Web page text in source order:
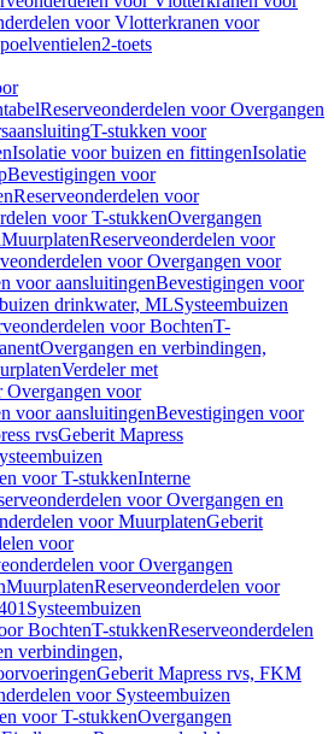
voor Vlotterkranen voor
2-toets
Reserveonderdelen voor Overgangen
T-stukken voor
Isolatie voor buizen en fittingenIsolatie
Bevestigingen voor
Reserveonderdelen voor
voor T-stukkenOvergangen
MuurplatenReserveonderdelen voor
voor Overgangen voor
voor aansluitingenBevestigingen voor
drinkwater, MLSysteembuizen
voor BochtenT-
Overgangen en verbindingen,
Verdeler met
Overgangen voor
voor aansluitingenBevestigingen voor
rvsGeberit Mapress
voor T-stukkenInterne
voor Overgangen en
voor MuurplatenGeberit
voor
voor Overgangen
MuurplatenReserveonderdelen voor
Systeembuizen
BochtenT-stukkenReserveonderdelen
verbindingen,
Geberit Mapress rvs, FKM
voor Systeembuizen
voor T-stukkenOvergangen